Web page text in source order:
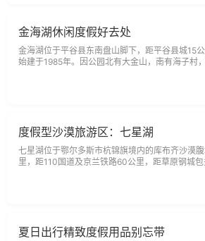
金海湖休闲度假好去处
金海湖位于平谷县东南盘山脚下，距平谷县城15
始建于1985年。因公园北有大金山，南有海子村
度假型沙漠旅游区：七星湖
七星湖位于鄂尔多斯市杭锦旗境内的库布齐沙漠
里，距110国道及京兰铁路60公里，距草原钢城
夏日出行精致度假用品别忘带